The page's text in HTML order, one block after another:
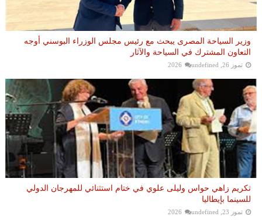
وزير السياحة المصرى يبحث مع رئيس مجلس الوزراء البوسني أوجه
التعاون المشترك في السياحة والآثار
تموز 26, 2026 undefined
تكريم زاهي حواس وليلى علوي في ختام استثنائي للمهرجان الدولي
للسينما بإيطاليا
تموز 23, 2026 undefined